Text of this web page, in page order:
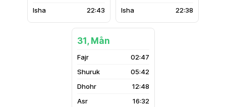
22:43
22:38
31, Mån
02:47
05:42
12:48
16:32